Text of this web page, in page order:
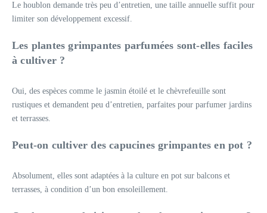
Le houblon demande très peu d’entretien, une taille annuelle suffit pour
limiter son développement excessif.
Les plantes grimpantes parfumées sont-elles faciles
à cultiver ?
Oui, des espèces comme le jasmin étoilé et le chèvrefeuille sont
rustiques et demandent peu d’entretien, parfaites pour parfumer jardins
et terrasses.
Peut-on cultiver des capucines grimpantes en pot ?
Absolument, elles sont adaptées à la culture en pot sur balcons et
terrasses, à condition d’un bon ensoleillement.